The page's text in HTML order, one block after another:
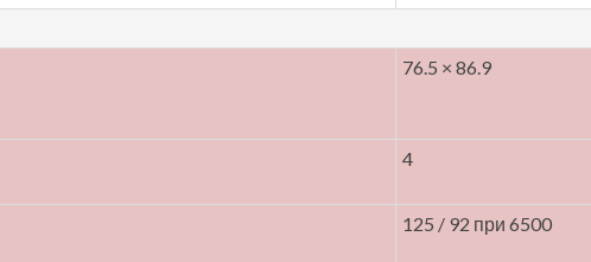
76.5 × 86.9
4
125 / 92 при 6500